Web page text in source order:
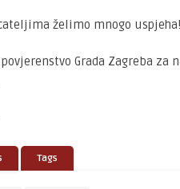
želimo mnogo uspjeha!
Grada Zagreba
Tags